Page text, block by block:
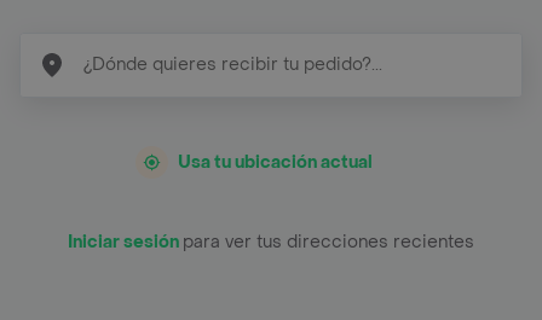
Usa tu ubicación actual
Iniciar sesión para ver tus direcciones recientes